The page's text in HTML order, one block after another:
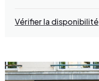
Vérifier la disponibilité